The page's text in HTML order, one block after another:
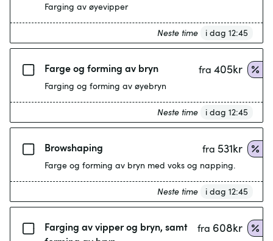
Farging av øyevipper
Neste time i dag 12:45
Farge og forming av bryn fra 405kr
Farging og forming av øyebryn
Neste time i dag 12:45
Browshaping fra 531kr
Farge og forming av bryn med voks og napping.
Neste time i dag 12:45
Farging av vipper og bryn, samt
fra 608kr